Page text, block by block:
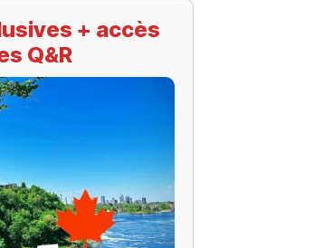
+ accès
Q&R